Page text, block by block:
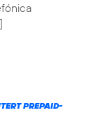
PREPAID-